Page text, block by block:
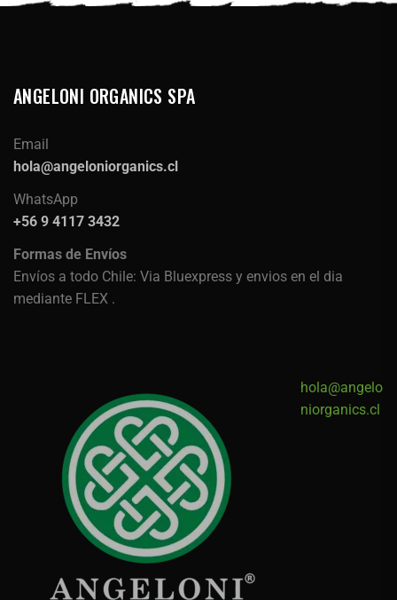
ANGELONI ORGANICS SPA
Email
hola@angeloniorganics.cl
WhatsApp
+56 9 4117 3432
Formas de Envíos
Envíos a todo Chile: Via Bluexpress y envios en el dia
mediante FLEX .
hola@angelo
niorganics.cl